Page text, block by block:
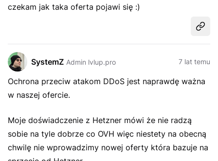
czekam jak taka oferta pojawi się :)
SystemZ Admin lvlup.pro 7 lat temu
Ochrona przeciw atakom DDoS jest naprawdę ważna
w naszej ofercie.
Moje doświadczenie z Hetzner mówi że nie radzą
sobie na tyle dobrze co OVH więc niestety na obecną
chwilę nie wprowadzimy nowej oferty która bazuje na